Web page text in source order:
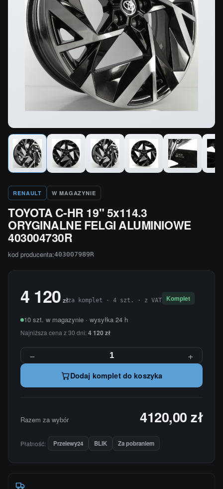
RENAULT W MAGAZYNIE
TOYOTA C-HR 19" 5x114.3
ORYGINALNE FELGI ALUMINIOWE
403004730R
kod producenta:403007989R
4 120 złza komplet · 4 szt. · z VAT Komplet
10 szt. w magazynie · wysyłka 24 h
Najniższa cena z 30 dni:4 120 zł
− +
Dodaj komplet do koszyka
Razem za wybór 4120,00 zł
Płatność: Przelewy24 BLIK Za pobraniem